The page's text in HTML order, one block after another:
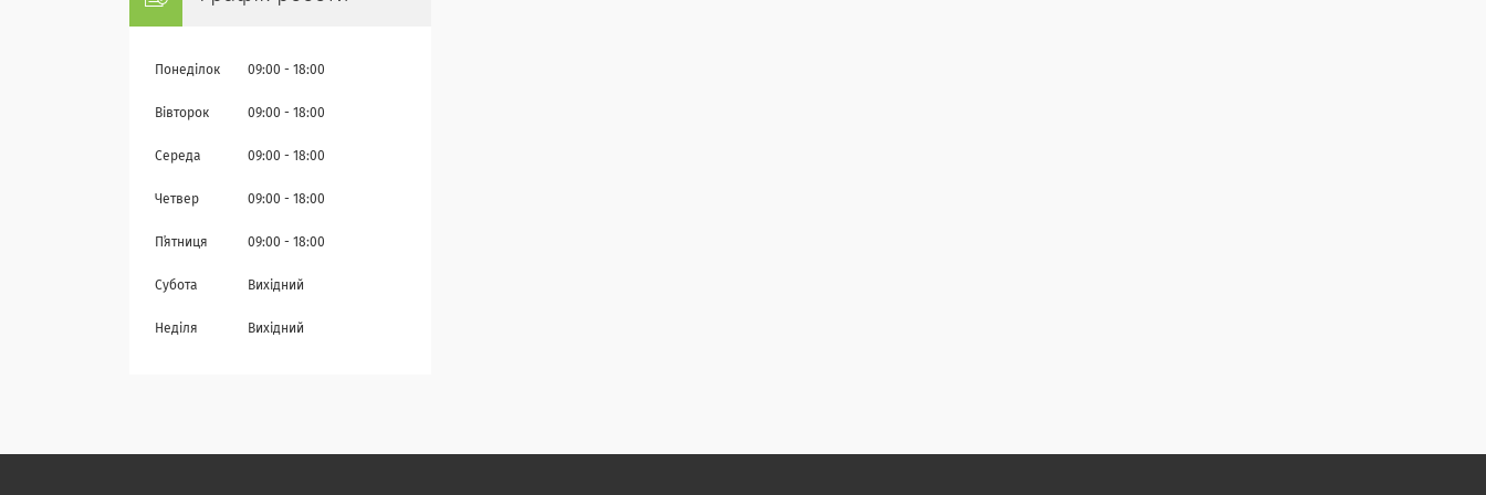
Понеділок 09:00 18:00
Вівторок 09:00 18:00
Середа 09:00 18:00
Четвер 09:00 18:00
Пʼятниця 09:00 18:00
Субота Вихідний
Неділя Вихідний